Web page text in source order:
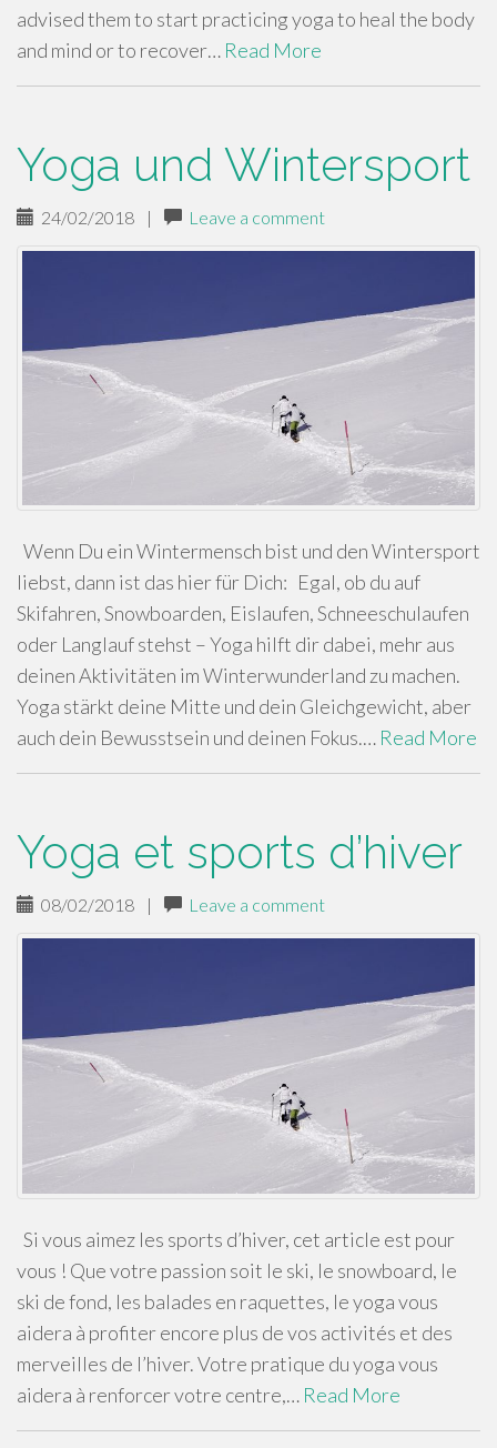
advised them to start practicing yoga to heal the body
and mind or to recover… Read More
Yoga und Wintersport
24/02/2018 | Leave a comment
Wenn Du ein Wintermensch bist und den Wintersport
liebst, dann ist das hier für Dich: Egal, ob du auf
Skifahren, Snowboarden, Eislaufen, Schneeschulaufen
oder Langlauf stehst – Yoga hilft dir dabei, mehr aus
deinen Aktivitäten im Winterwunderland zu machen.
Yoga stärkt deine Mitte und dein Gleichgewicht, aber
auch dein Bewusstsein und deinen Fokus.… Read More
Yoga et sports d’hiver
08/02/2018 | Leave a comment
Si vous aimez les sports d’hiver, cet article est pour
vous ! Que votre passion soit le ski, le snowboard, le
ski de fond, les balades en raquettes, le yoga vous
aidera à profiter encore plus de vos activités et des
merveilles de l’hiver. Votre pratique du yoga vous
aidera à renforcer votre centre,… Read More